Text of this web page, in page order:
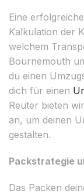
Eine
Kalkulation der
welchem
Bournemouth
du einen
dich für einen
Reuter bieten
an, um deinen
gestalten.
Packstrategie
Das Packen